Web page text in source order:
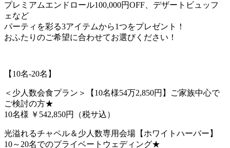
プレミアムエンドロール100,000円OFF、デザートビュッフ
ェなど
パーティを彩る3アイテムから1つをプレゼント！
おふたりのご希望に合わせてお選びください！
【10名-20名】
＜少人数会食プラン＞【10名様54万2,850円】ご家族中心で
ご検討の方★
10名様 ￥542,850円（税サ込）
光溢れるチャペル＆少人数専用会場【ホワイトハーバー】
10～20名でのプライベートウェディング★